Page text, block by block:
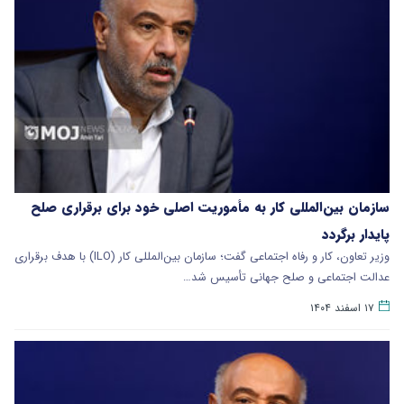
سازمان بین‌المللی کار به مأموریت اصلی خود برای برقراری صلح
پایدار برگردد
وزیر تعاون، کار و رفاه اجتماعی گفت؛ سازمان بین‌المللی کار (ILO) با هدف برقراری
عدالت اجتماعی و صلح جهانی تأسیس شد…
۱۷ اسفند ۱۴۰۴